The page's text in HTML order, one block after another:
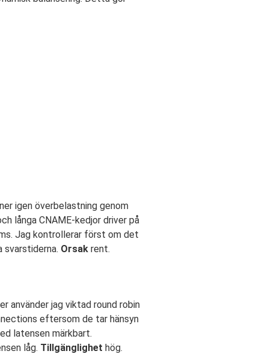
igen överbelastning genom
långa CNAME-kedjor driver på
Jag kontrollerar först om det
svarstiderna. Orsak rent.
använder jag viktad round robin
eftersom de tar hänsyn
latensen märkbart.
låg. Tillgänglighet hög.